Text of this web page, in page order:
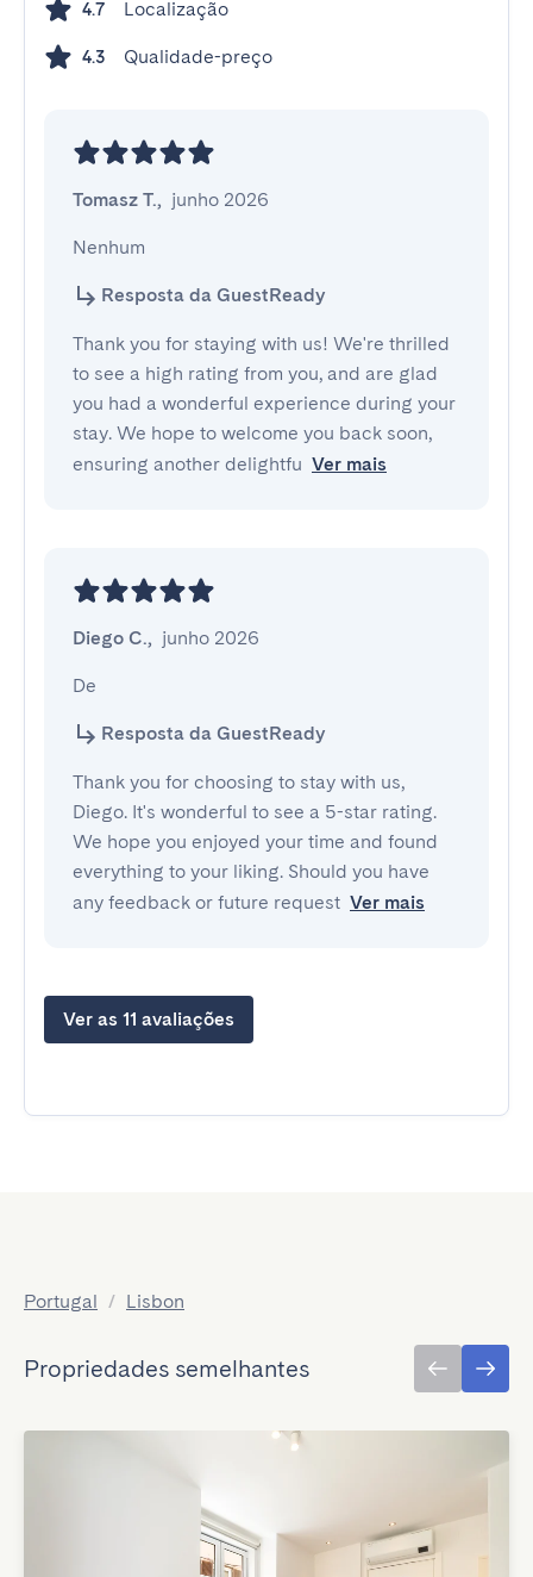
4.7 Localização
4.3 Qualidade-preço
Tomasz T., junho 2026
Nenhum
Resposta da GuestReady
Thank you for staying with us! We're thrilled
to see a high rating from you, and are glad
you had a wonderful experience during your
stay. We hope to welcome you back soon,
ensuring another delightfu Ver mais
Diego C., junho 2026
De
Resposta da GuestReady
Thank you for choosing to stay with us,
Diego. It's wonderful to see a 5-star rating.
We hope you enjoyed your time and found
everything to your liking. Should you have
any feedback or future request Ver mais
Ver as 11 avaliações
Portugal / Lisbon
Propriedades semelhantes